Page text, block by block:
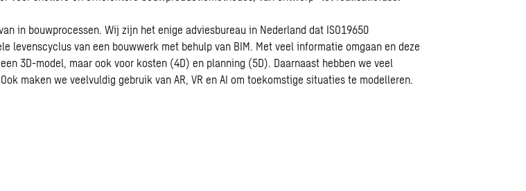
in bouwprocessen. Wij zijn het enige adviesbureau in Nederland dat ISO19650
levenscyclus van een bouwwerk met behulp van BIM. Met veel informatie omgaan en deze
3D-model, maar ook voor kosten (4D) en planning (5D). Daarnaast hebben we veel
maken we veelvuldig gebruik van AR, VR en AI om toekomstige situaties te modelleren.